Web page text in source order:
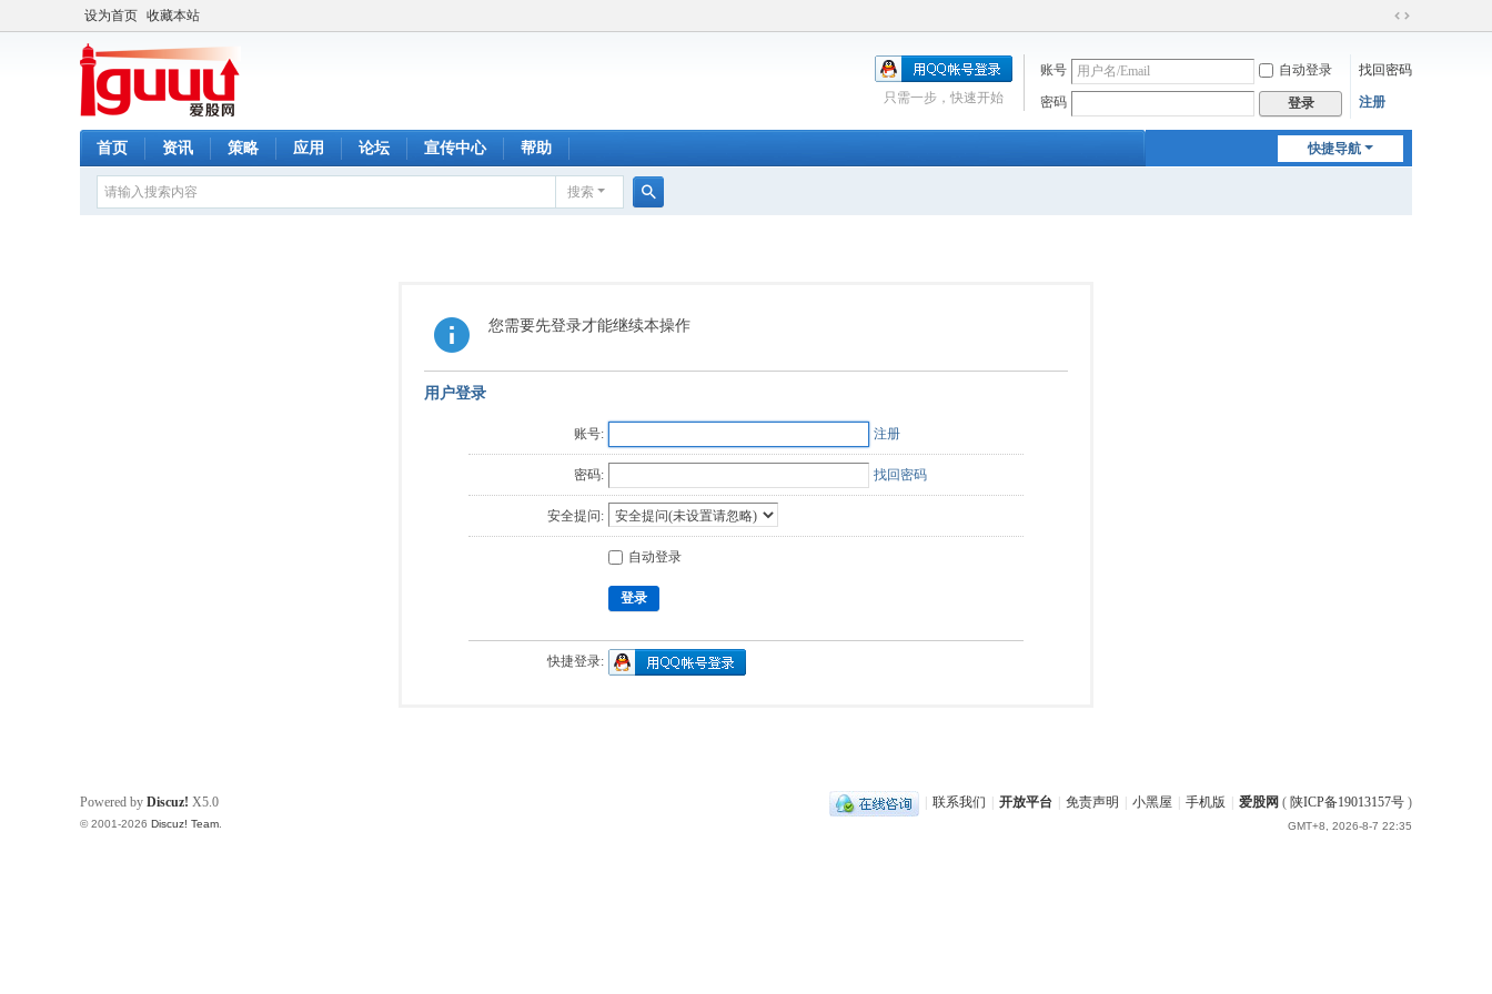
设为首页 收藏本站
切
到
账号 自动登录 找回密码
密码 登录 注册
只需一步，快速开始
快捷导航
首页 资讯 策略 应用 论坛 宣传中心 帮助
搜索
您需要先登录才能继续本操作
用户登录
账号: 注册
密码: 找回密码
安全提问:
自动登录
登录
快捷登录:
联系我们 开放平台 免责声明 小黑屋 手机版 爱股网 ( 陕ICP备19013157号 )
GMT+8, 2026-8-7 22:35
Powered by Discuz! X5.0
© 2001-2026 Discuz! Team